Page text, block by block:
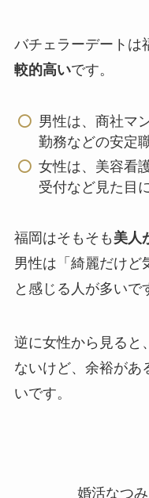
バチェラーデートは
較的高いです。
男性は、商社マ
勤務などの安定
女性は、美容看
受付など見た目
福岡はそもそも 美人
男性は「綺麗だけど
と感じる人が多いで
逆に女性から見ると
ないけど、余裕があ
いです。
婚活なつみ